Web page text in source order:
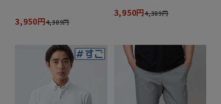
3,950円4,389円
3,950円4,389円